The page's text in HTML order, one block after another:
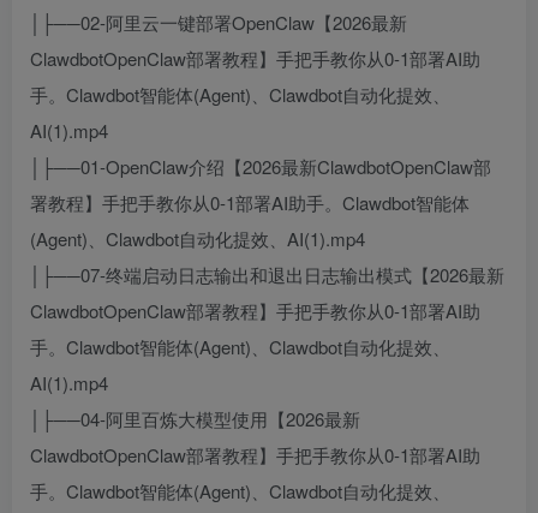
│├──02-阿里云一键部署OpenClaw【2026最新
ClawdbotOpenClaw部署教程】手把手教你从0-1部署AI助
手。Clawdbot智能体(Agent)、Clawdbot自动化提效、
AI(1).mp4
│├──01-OpenClaw介绍【2026最新ClawdbotOpenClaw部
署教程】手把手教你从0-1部署AI助手。Clawdbot智能体
(Agent)、Clawdbot自动化提效、AI(1).mp4
│├──07-终端启动日志输出和退出日志输出模式【2026最新
ClawdbotOpenClaw部署教程】手把手教你从0-1部署AI助
手。Clawdbot智能体(Agent)、Clawdbot自动化提效、
AI(1).mp4
│├──04-阿里百炼大模型使用【2026最新
ClawdbotOpenClaw部署教程】手把手教你从0-1部署AI助
手。Clawdbot智能体(Agent)、Clawdbot自动化提效、